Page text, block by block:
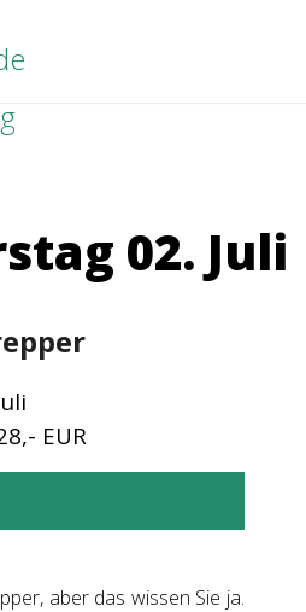
02. Juli
EUR
aber das wissen Sie ja.